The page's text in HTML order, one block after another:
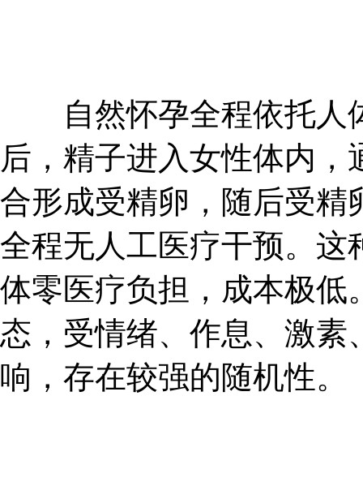
自然怀孕全程依托人
后，精子进入女性体内
合形成受精卵，随后受精
全程无人工医疗干预。这
体零医疗负担，成本极低
态，受情绪、作息、激素
响，存在较强的随机性。